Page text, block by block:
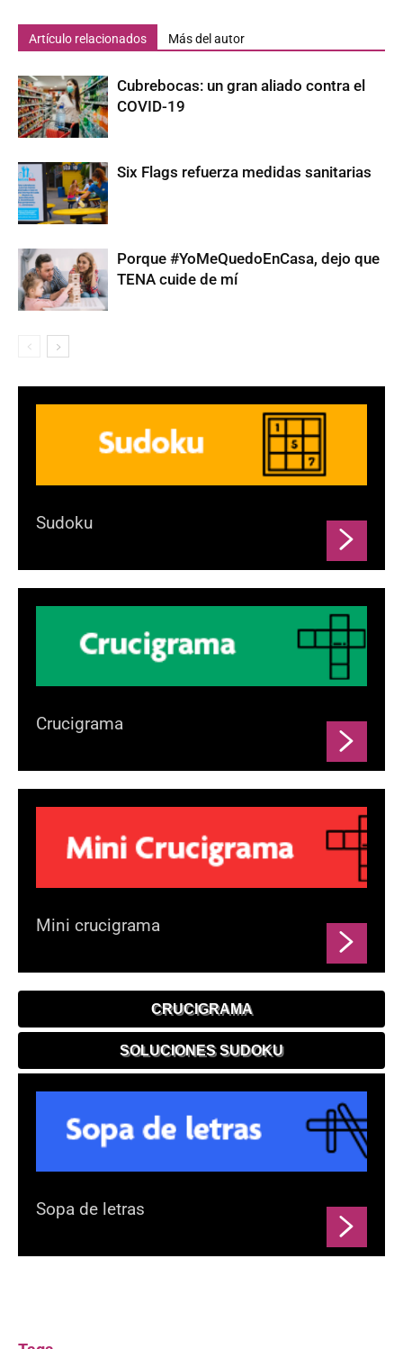
Artículo relacionados Más del autor
Cubrebocas: un gran aliado contra el
COVID-19
Six Flags refuerza medidas sanitarias
Porque #YoMeQuedoEnCasa, dejo que
TENA cuide de mí
Sudoku
Crucigrama
Mini crucigrama
CRUCIGRAMA
SOLUCIONES SUDOKU
Sopa de letras